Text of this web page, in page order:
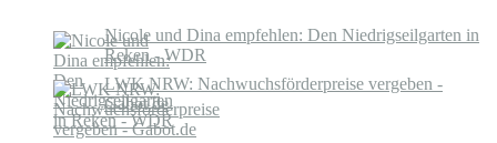
Nicole und Dina empfehlen: Den Niedrigseilgarten in
Reken - WDR
LWK NRW: Nachwuchsförderpreise vergeben -
Gabot.de